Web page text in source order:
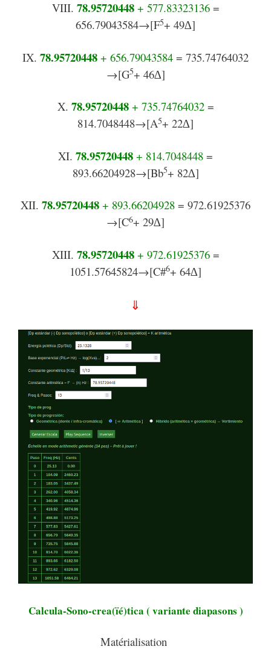
VIII. 78.95720448+ 577.83323136=
656.79043584→[F5+ 49∆]
IX. 78.95720448 + 656.79043584 = 735.74764032
→[G5+ 46∆]
X. 78.95720448+ 735.74764032=
814.7048448→[A5+ 22∆]
XI. 78.95720448 + 814.7048448 =
893.66204928→[Bb5+ 82∆]
XII. 78.95720448 + 893.66204928 = 972.61925376
→[C6+ 29∆]
XIII. 78.95720448+ 972.61925376=
1051.57645824→[C#6+ 64∆]
⇓
Calcula-Sono-crea(ïé)tica ( variante diapasons )
Matérialisation